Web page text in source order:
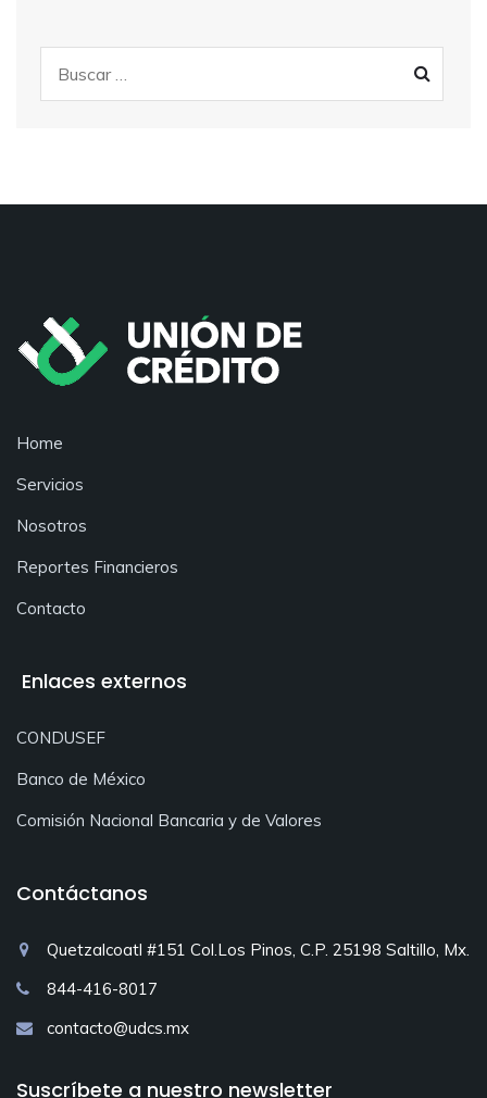
Home
Servicios
Nosotros
Reportes Financieros
Contacto
Enlaces externos
CONDUSEF
Banco de México
Comisión Nacional Bancaria y de Valores
Contáctanos
Quetzalcoatl #151 Col.Los Pinos, C.P. 25198 Saltillo, Mx.
844-416-8017
contacto@udcs.mx
Suscríbete a nuestro newsletter